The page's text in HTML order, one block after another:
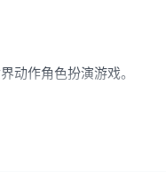
动作角色扮演游戏。
角色并制造魔药，掌握
个秘密可能会威胁到整个